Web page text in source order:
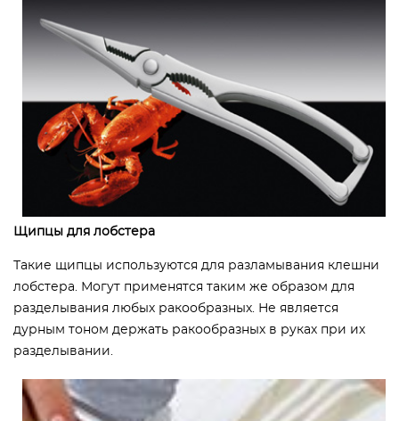
Щипцы для лобстера
Такие щипцы используются для разламывания клешни
лобстера. Могут применятся таким же образом для
разделывания любых ракообразных. Не является
дурным тоном держать ракообразных в руках при их
разделывании.